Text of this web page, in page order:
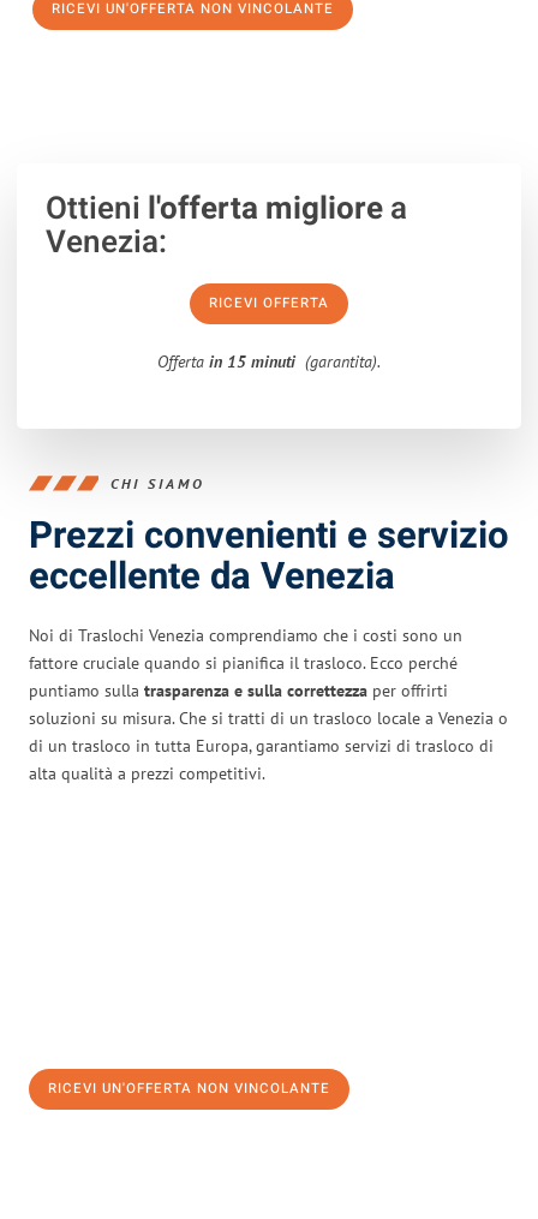
RICEVI UN'OFFERTA NON VINCOLANTE
Ottieni l'offerta migliorea
Venezia:
RICEVI OFFERTA
Offerta in 15 minuti (garantita).
CHI SIAMO
Prezzi convenienti e servizio
eccellente da Venezia
Noi di Traslochi Venezia comprendiamo che i costi sono un
fattore cruciale quando si pianifica il trasloco. Ecco perché
puntiamo sulla trasparenza e sulla correttezza per offrirti
soluzioni su misura. Che si tratti di un trasloco locale a Venezia o
di un trasloco in tutta Europa, garantiamo servizi di trasloco di
alta qualità a prezzi competitivi.
RICEVI UN'OFFERTA NON VINCOLANTE